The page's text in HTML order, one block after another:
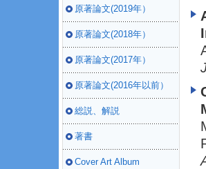
原著論文(2019年）
原著論文(2018年）
原著論文(2017年）
原著論文(2016年以前）
総説、解説
著書
Cover Art Album